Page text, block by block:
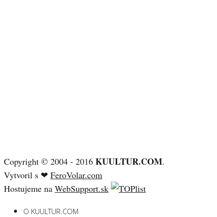
Copyright © 2004 - 2016 KUULTUR.COM.
Vytvoril s ❤ FeroVolar.com
Hostujeme na WebSupport.sk
O KUULTUR.COM